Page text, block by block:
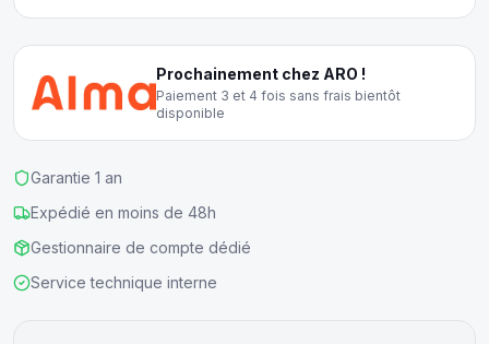
Prochainement chez ARO !
Paiement 3 et 4 fois sans frais bientôt
disponible
Garantie 1 an
Expédié en moins de 48h
Gestionnaire de compte dédié
Service technique interne